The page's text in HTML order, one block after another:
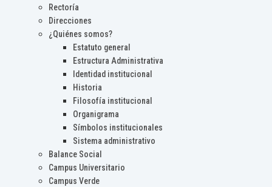
Rectoría
Direcciones
¿Quiénes somos?
Estatuto general
Estructura Administrativa
Identidad institucional
Historia
Filosofía institucional
Organigrama
Símbolos institucionales
Sistema administrativo
Balance Social
Campus Universitario
Campus Verde